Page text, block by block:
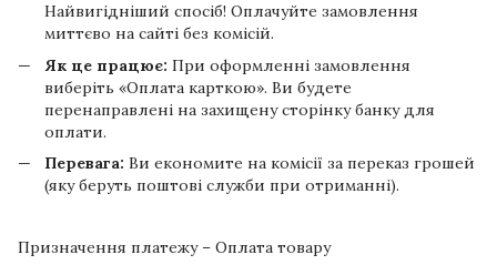
Найвигідніший спосіб! Оплачуйте замовлення
миттєво на сайті без комісій.
Як це працює: При оформленні замовлення
виберіть «Оплата карткою». Ви будете
перенаправлені на захищену сторінку банку для
оплати.
Перевага: Ви економите на комісії за переказ грошей
(яку беруть поштові служби при отриманні).
Призначення платежу – Оплата товару